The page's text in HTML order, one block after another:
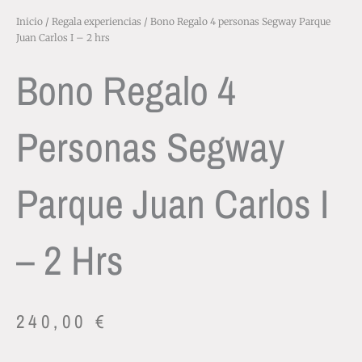
Inicio / Regala experiencias / Bono Regalo 4 personas Segway Parque
Juan Carlos I – 2 hrs
Bono Regalo 4
Personas Segway
Parque Juan Carlos I
– 2 Hrs
240,00 €